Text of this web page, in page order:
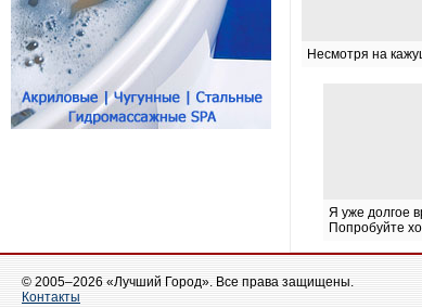
Несмотря на
Я уже долгое
Попробуйте
© 2005–2026 «Лучший Город». Все права защищены.
Контакты